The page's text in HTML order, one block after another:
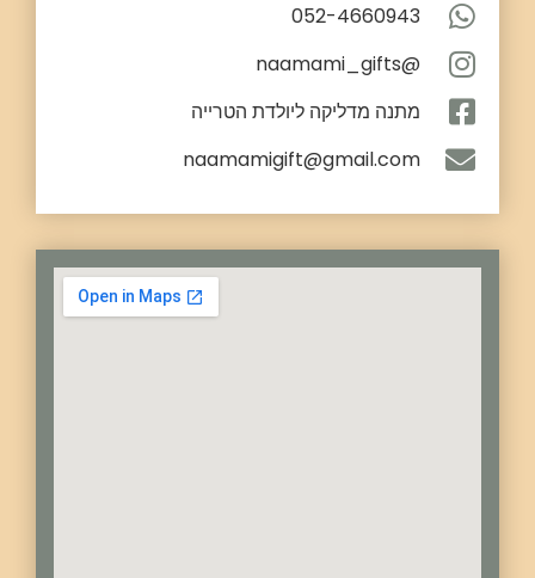
052-4660943
@naamami_gifts
מתנה מדליקה ליולדת הטרייה
naamamigift@gmail.com